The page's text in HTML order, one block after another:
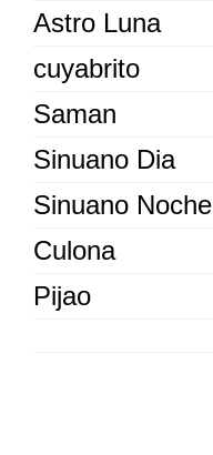
Astro Luna
cuyabrito
Saman
Sinuano Dia
Sinuano Noche
Culona
Pijao